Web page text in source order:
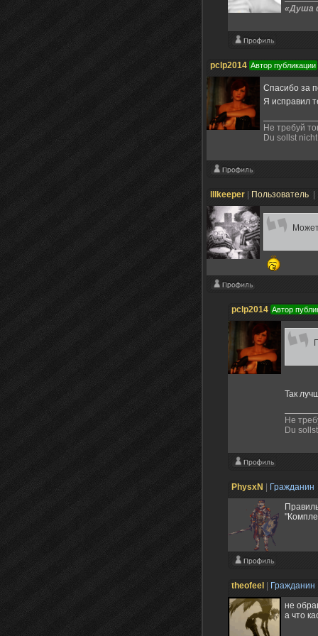
«Душа
pclp2014 Автор публикации
Спасибо за
Я исправил
Не требуй
Du sollst
lllkeeper Пользователь
pclp2014 Автор
Так
Не
Du
PhysxN Гражданин
theofeel Гражданин
не
а что